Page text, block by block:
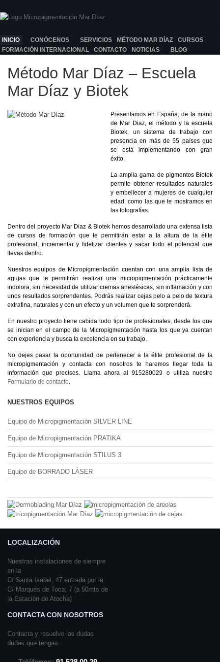
INICIO CONÓCENOS SERVICIOS MÉTODO MAR DÍAZ
CURSOS
FORMACIÓN INTERNACIONAL
CONTACTO NOTICIAS BLOG
Método Mar Díaz – Escuela
Mar Díaz y Biotek
Presentamos en España, de la mano
de Mar Diaz, el método y la escuela
Biotek, un sistema de trabajo con
presencia en más de 55 países que
se está implementando con gran
éxito.
La amplia gama de pigmentos Biotek
permite obtener resultados naturales
y embellecer a mujeres de cualquier
edad, como las que te mostramos en
las fotografías.
Dentro del proyecto Mar Diaz & Biotek hemos desarrollado una extensa lista
de cursos de formación que te permitirán estar a la altura de la élite
profesional, incrementar y fidelizar clientes y sacar todo el potencial que
llevas dentro.
Nuestros equipos de Micropigmentación cuentan con una amplia lista de
agujas que te permitirán realizar una micropigmentación prácticamente
indolora, sin necesidad de utilizar cremas anestésicas, sin inflamación y con
unos resultados sorprendentes. Podrás realizar cejas pelo a pelo de textura
extrafina, naturales y con un efecto y un volumen que te sorprenderá.
En nuestro proyecto tiene cabida todo tipo de profesionales, desde los que
se inician en el campo de la Micropigmentación hasta los que ya cuentan
con experiencia y busca la excelencia en su trabajo.
No dejes pasar la oportunidad de pertenecer a la élite profesional de la
micropigmentación y contacta con nosotros te haremos llegar toda la
información que precises. Llama ahora al 915280029 o utiliza nuestro
Formulario de contacto.
NUESTROS EQUIPOS
Equipo de Micropigmentación SILVER LINE
Equipo de Micropigmentación PRATIKA
Equipo de Micropigmentación STILUS 3
Equipo de BORRADO LÁSER
LOCALIZACIÓN
Nuestras instalaciones de siempre
en la
C/ Santa Isabel, 47 entrada por la
C/ Marqués de Toca, 7 (a 50mts de
la Estación de Atocha)
CONTACTA CON NOSOTROS
Contacta y resuelve las dudas
dudas que tengas.